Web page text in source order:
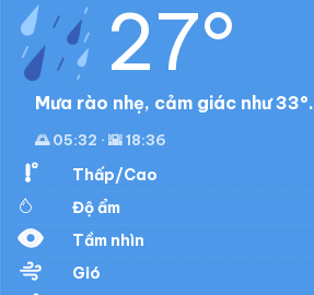
27°
Mưa rào nhẹ, cảm giác như 33°.
🌅 05:32 · 🌇 18:36
Thấp/Cao
Độ ẩm
Tầm nhìn
Gió